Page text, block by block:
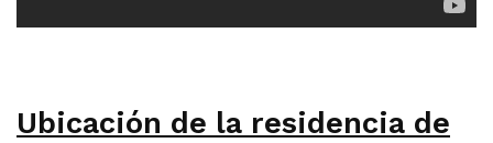
Ubicación de la residencia de